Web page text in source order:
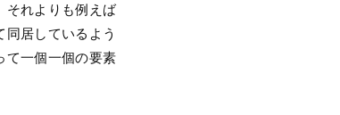
それよりも例えば
居しているよう
て一個一個の要素